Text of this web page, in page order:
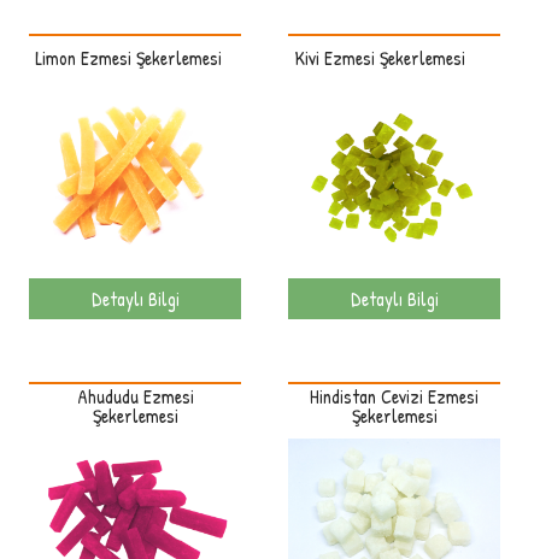
Limon Ezmesi Şekerlemesi
Detaylı Bilgi
Kivi Ezmesi Şekerlemesi
Detaylı Bilgi
Ahududu Ezmesi
Şekerlemesi
Hindistan Cevizi Ezmesi
Şekerlemesi